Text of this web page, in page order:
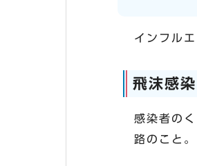
インフル
飛沫感染
感染者の
路のこと。